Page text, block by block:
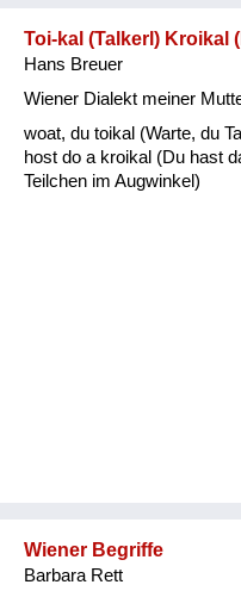
Toi-kal (Talkerl) Kroikal
Hans Breuer
Wiener Dialekt meiner
woat, du toikal (Warte, du
host do a kroikal (Du hast
Teilchen im Augwinkel)
Wiener Begriffe
Barbara Rett